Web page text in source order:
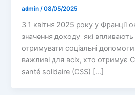
admin/08/05/2025
З 1 квітня 2025 року у Франції
значення доходу, які
отримувати соціальні допомоги.
важливі для всіх, хто отримує
santé solidaire (CSS) […]